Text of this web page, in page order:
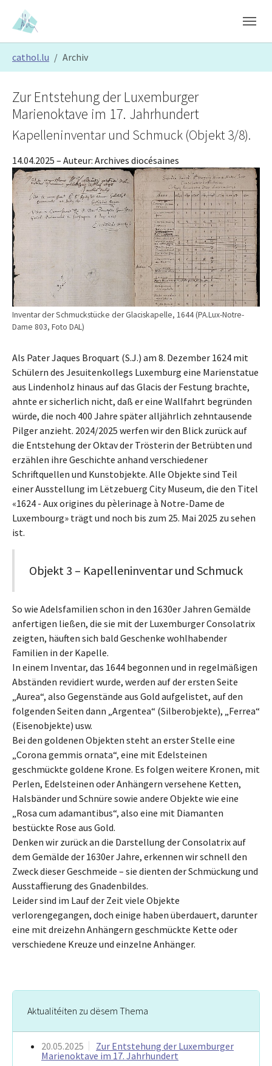
Skip to main content
Skip to page footer
cathol.lu Archiv
Inventar der Schmuckstücke der Glaciskapelle, 1644 (PA.Lux-Notre-
Dame 803, Foto DAL)
Zur Entstehung der Luxemburger
Marienoktave im 17. Jahrhundert
Kapelleninventar und Schmuck (Objekt 3/8).
14.04.2025 – Auteur: Archives diocésaines
Als Pater Jaques Broquart (S.J.) am 8. Dezember 1624 mit
Schülern des Jesuitenkollegs Luxemburg eine Marienstatue
aus Lindenholz hinaus auf das Glacis der Festung brachte,
ahnte er sicherlich nicht, daß er eine Wallfahrt begründen
würde, die noch 400 Jahre später alljährlich zehntausende
Pilger anzieht. 2024/2025 werfen wir den Blick zurück auf
die Entstehung der Oktav der Trösterin der Betrübten und
erzählen ihre Geschichte anhand verschiedener
Schriftquellen und Kunstobjekte. Alle Objekte sind Teil
einer Ausstellung im Lëtzebuerg City Museum, die den Titel
«1624 - Aux origines du pèlerinage à Notre-Dame de
Luxembourg» trägt und noch bis zum 25. Mai 2025 zu sehen
ist.
Objekt 3 – Kapelleninventar und Schmuck
So wie Adelsfamilien schon in den 1630er Jahren Gemälde
anfertigen ließen, die sie mit der Luxemburger Consolatrix
zeigten, häuften sich bald Geschenke wohlhabender
Familien in der Kapelle.
In einem Inventar, das 1644 begonnen und in regelmäßigen
Abständen revidiert wurde, werden auf der ersten Seite
„Aurea“, also Gegenstände aus Gold aufgelistet, auf den
folgenden Seiten dann „Argentea“ (Silberobjekte), „Ferrea“
(Eisenobjekte) usw.
Bei den goldenen Objekten steht an erster Stelle eine
„Corona gemmis ornata“, eine mit Edelsteinen
geschmückte goldene Krone. Es folgen weitere Kronen, mit
Perlen, Edelsteinen oder Anhängern versehene Ketten,
Halsbänder und Schnüre sowie andere Objekte wie eine
„Rosa cum adamantibus“, also eine mit Diamanten
bestückte Rose aus Gold.
Denken wir zurück an die Darstellung der Consolatrix auf
dem Gemälde der 1630er Jahre, erkennen wir schnell den
Zweck dieser Geschmeide – sie dienten der Schmückung und
Ausstaffierung des Gnadenbildes.
Leider sind im Lauf der Zeit viele Objekte
verlorengegangen, doch einige haben überdauert, darunter
eine mit dreizehn Anhängern geschmückte Kette oder
verschiedene Kreuze und einzelne Anhänger.
Aktualitéiten zu dësem Thema
20.05.2025
Zur Entstehung der Luxemburger
Marienoktave im 17. Jahrhundert